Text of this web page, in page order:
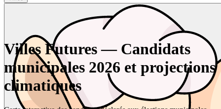
Villes Futures — Candidats
municipales 2026 et projections
climatiques